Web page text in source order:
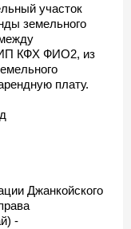
участок
земельного
КФХ ФИО2, из
плату.
Джанкойского
-